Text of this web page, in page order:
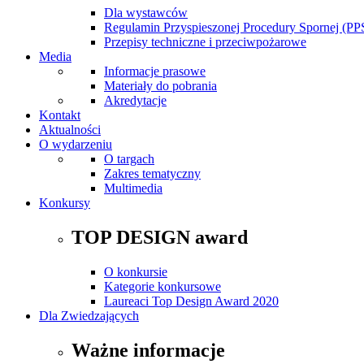
Dla wystawców
Regulamin Przyspieszonej Procedury Spornej
Przepisy techniczne i przeciwpożarowe
Media
Informacje prasowe
Materiały do pobrania
Akredytacje
Kontakt
Aktualności
O wydarzeniu
O targach
Zakres tematyczny
Multimedia
Konkursy
TOP DESIGN award
O konkursie
Kategorie konkursowe
Laureaci Top Design Award 2020
Dla Zwiedzających
Ważne informacje